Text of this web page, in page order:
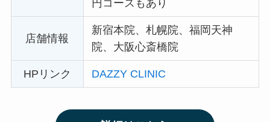
円コースもあり
店舗情報
新宿本院、札幌院、福岡天神
院、大阪心斎橋院
HPリンク DAZZY CLINIC